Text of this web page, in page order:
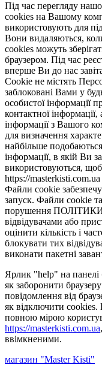
Під час перегляду
cookies на Вашому
використовують для
Вони видаляються,
cookies можуть
браузером. Під час
вперше Ви до нас
Cookie не містять
заблоковані Вами у
особистої інформації
контактної
інформації з Вашого
для визначення
найбільше
інформації, в якій Ви
використовуються,
https://
Файли cookie
запуск. Файли cookie
порушення
відвідувачами або
оцінити кількість і
блокувати тих
виконати пакетні
Ярлик "help" на панелі
як заборонити
повідомлення від
як відключити
повною мірою
https://masterkisti.com.ua
ввімкненими.
магазин "Master Kisti"